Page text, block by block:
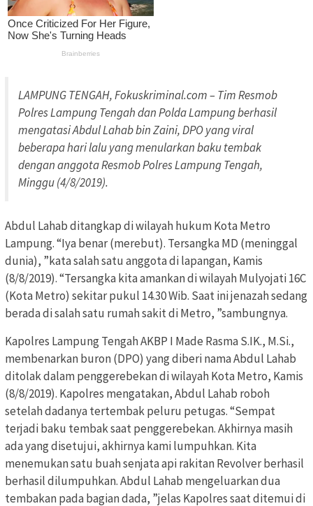
LAMPUNG TENGAH, Fokuskriminal.com – Tim Resmob
Polres Lampung Tengah dan Polda Lampung berhasil
mengatasi Abdul Lahab bin Zaini, DPO yang viral
beberapa hari lalu yang menularkan baku tembak
dengan anggota Resmob Polres Lampung Tengah,
Minggu (4/8/2019).
Abdul Lahab ditangkap di wilayah hukum Kota Metro
Lampung.“Iya benar (merebut). Tersangka MD (meninggal
dunia), ”kata salah satu anggota di lapangan, Kamis
(8/8/2019).“Tersangka kita amankan di wilayah Mulyojati 16C
(Kota Metro) sekitar pukul 14.30 Wib. Saat ini jenazah sedang
berada di salah satu rumah sakit di Metro, ”sambungnya.
Kapolres Lampung Tengah AKBP I Made Rasma S.IK., M.Si.,
membenarkan buron (DPO) yang diberi nama Abdul Lahab
ditolak dalam penggerebekan di wilayah Kota Metro, Kamis
(8/8/2019). Kapolres mengatakan, Abdul Lahab roboh
setelah dadanya tertembak peluru petugas.“Sempat
terjadi baku tembak saat penggerebekan.Akhirnya masih
ada yang disetujui, akhirnya kami lumpuhkan. Kita
menemukan satu buah senjata api rakitan Revolver berhasil
berhasil dilumpuhkan.Abdul Lahab mengeluarkan dua
tembakan pada bagian dada, ”jelas Kapolres saat ditemui di